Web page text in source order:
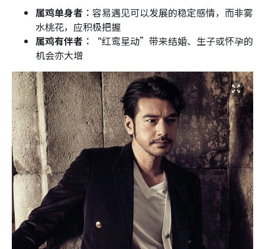
属鸡单身者︰ 容易遇见可以发展的稳定感情，而非雾
水桃花，应积极把握
属鸡有伴者︰
“红鸾星动”带来结婚、生子或怀孕的
机会亦大增